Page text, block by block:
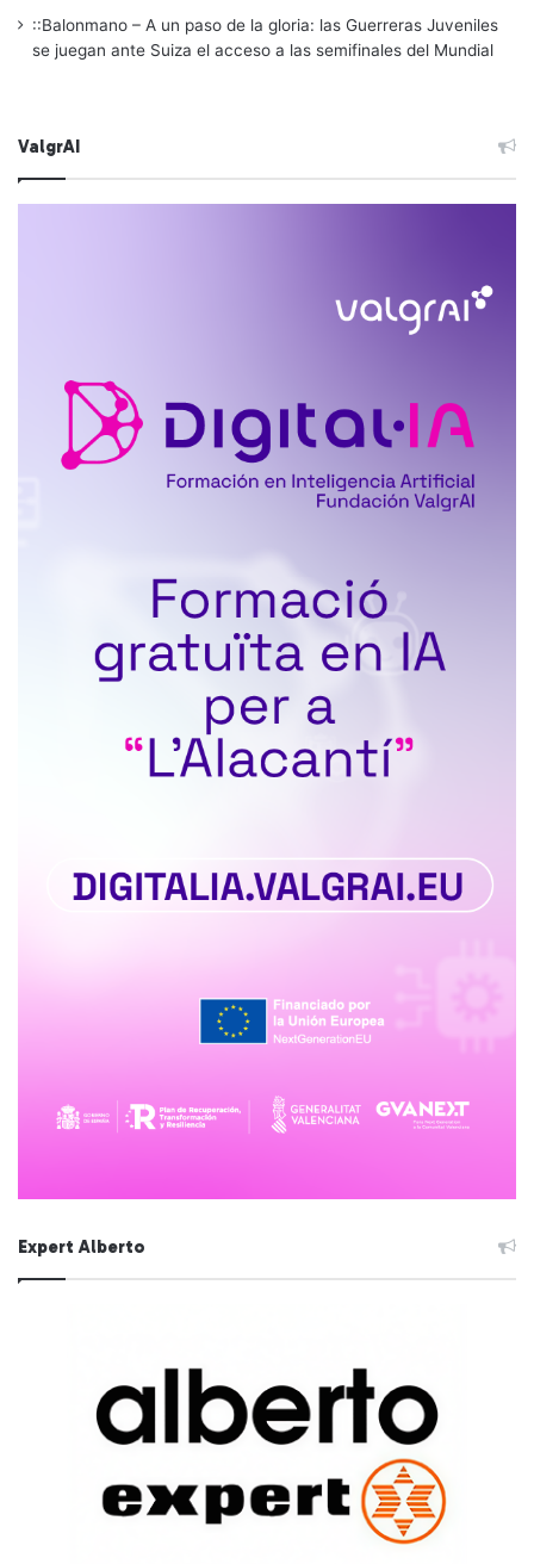
::Balonmano – A un paso de la gloria: las Guerreras Juveniles
se juegan ante Suiza el acceso a las semifinales del Mundial
ValgrAI
Expert Alberto